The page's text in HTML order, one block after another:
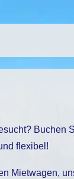
flexibel!